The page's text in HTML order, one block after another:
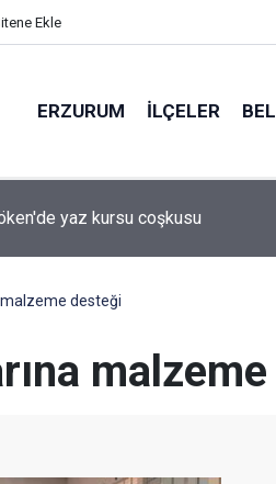
Ekle
ERZURUM İLÇELER
desteği aldı
malzeme desteği